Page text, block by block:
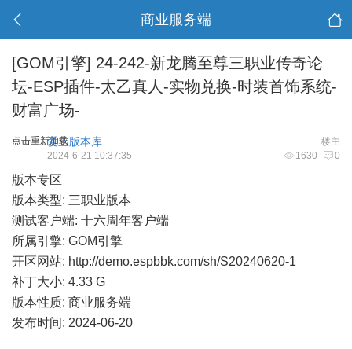
商业服务端
[GOM引擎] 24-242-新龙腾至尊三职业传奇论
坛-ESP插件-太乙真人-实物兑换-时装首饰系统-
财富广场-
点击重新加载 楼主
爱上版本库
1630 0
2024-6-21 10:37:35
版本专区
版本类型: 三职业版本
测试客户端: 十六周年客户端
所属引擎: GOM引擎
开区网站: http://demo.espbbk.com/sh/S20240620-1
补丁大小: 4.33 G
版本性质: 商业服务端
发布时间: 2024-06-20